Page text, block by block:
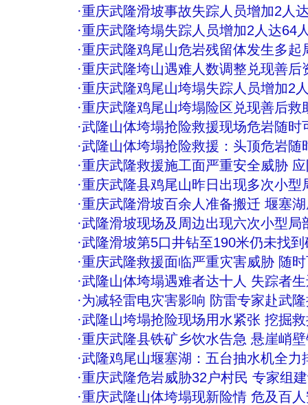
·重庆武隆滑坡事故失踪人员增加2人
·重庆武隆垮塌失踪人员增加2人达64
·重庆武隆鸡尾山危岩残留体发生多起
·重庆武隆垮山遇难人数调整兑现善后
·重庆武隆鸡尾山垮塌失踪人员增加2
·重庆武隆鸡尾山垮塌险区兑现善后救
·武隆山体垮塌抢险救援现场危岩随时
·武隆山体垮塌抢险救援：头顶危岩随
·重庆武隆救援施工面严重安全威胁
·重庆武隆县鸡尾山昨日出现多次小型
·重庆武隆滑坡百余人准备搬迁 堰塞
·武隆滑坡现场及周边出现六次小型局
·武隆滑坡第5口井钻至190米仍未找
·重庆武隆救援面临严重灾害威胁 随
·武隆山体垮塌遇难者达十人 失踪者
·为减轻雷电灾害影响 防雷专家赴武
·武隆山垮塌抢险现场用水紧张 挖掘
·重庆武隆县铁矿乡饮水告急 悬崖峭
·武隆鸡尾山堰塞湖：五台抽水机全力
·重庆武隆危岩威胁32户村民 专家组
·重庆武隆山体垮塌现新险情 危及百